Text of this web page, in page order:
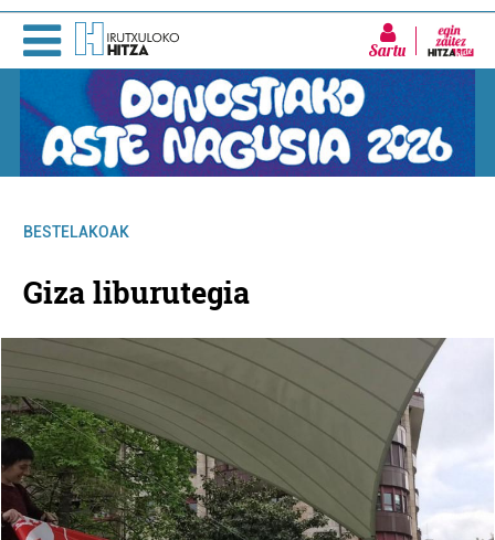
Sartu
BESTELAKOAK
Giza liburutegia